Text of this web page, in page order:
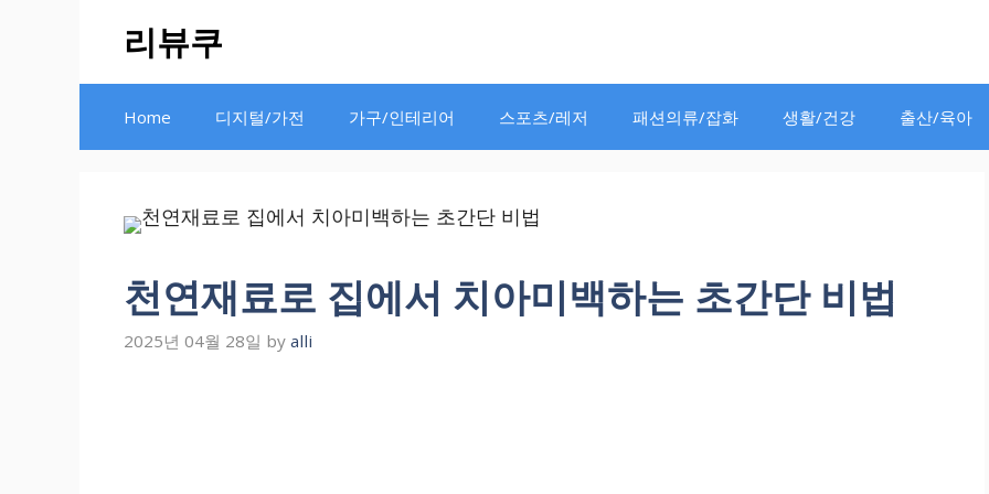
리뷰쿠
Home 디지털/가전 가구/인테리어 스포츠/레저 패션의류/잡화 생활/건강 출산/육아
천연재료로 집에서 치아미백하는 초간단 비법
2025년 04월 28일 by alli